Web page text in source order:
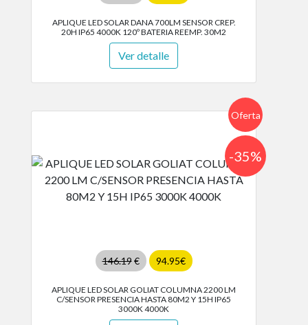
APLIQUE LED SOLAR DANA 700LM SENSOR CREP.
20H IP65 4000K 120º BATERIA REEMP. 30M2
Ver detalle
Oferta
146.19€ 94.95€
-35%
APLIQUE LED SOLAR GOLIAT COLUMNA 2200 LM
C/SENSOR PRESENCIA HASTA 80M2 Y 15H IP65
3000K 4000K